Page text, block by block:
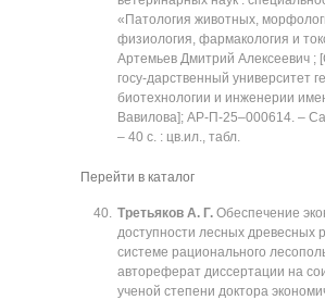
«Патология животных,
физиология, фармакология и
Артемьев Дмитрий Алексеевич ;
госу-дарственный университет
биотехнологии и инженерии
Вавилова]; АР-П-25‒000614. ‒
‒ 40 с. : цв.ил., табл.
Перейти в каталог
Третьяков А. Г. Обеспечение
доступности лесных древесных
системе рационального
автореферат диссертации на
ученой степени доктора